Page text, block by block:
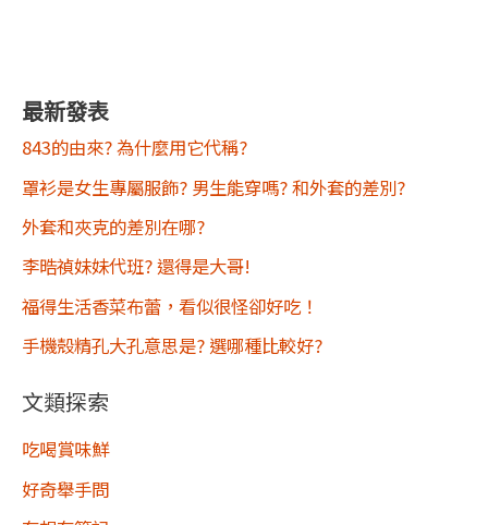
最新發表
843的由來? 為什麼用它代稱?
罩衫是女生專屬服飾? 男生能穿嗎? 和外套的差別?
外套和夾克的差別在哪?
李晧禎妹妹代班? 還得是大哥!
福得生活香菜布蕾，看似很怪卻好吃！
手機殼精孔大孔意思是? 選哪種比較好?
文類探索
吃喝賞味鮮
好奇舉手問